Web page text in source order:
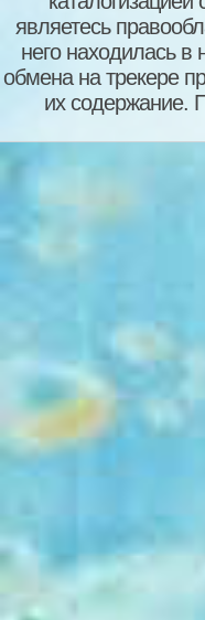
являетесь
него находилась
обмена на трекере
их содержание.